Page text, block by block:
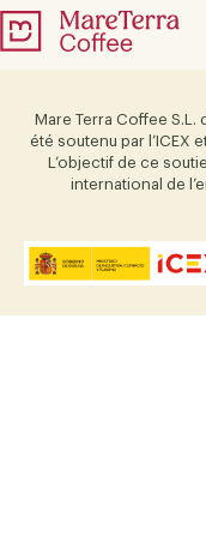
Mare Terra Coffee S.L.
été soutenu par l’ICEX
L’objectif de ce
international de